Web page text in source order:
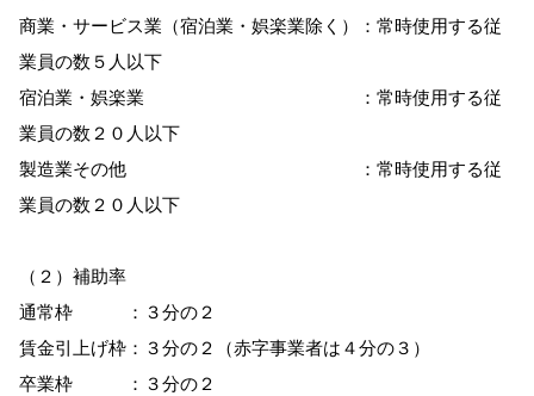
商業・サービス業（宿泊業・娯楽業除く）：常時使用する従
業員の数５人以下
宿泊業・娯楽業 ：常時使用する従
業員の数２０人以下
製造業その他 ：常時使用する従
業員の数２０人以下
（２）補助率
通常枠 ：３分の２
賃金引上げ枠：３分の２（赤字事業者は４分の３）
卒業枠 ：３分の２